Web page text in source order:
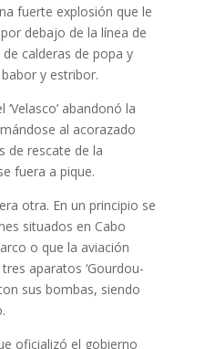
fuerte explosión que le
debajo de la línea de
calderas de popa y
y estribor.
abandonó la
al acorazado
de rescate de la
fuera a pique.
otra. En un principio se
situados en Cabo
o que la aviación
aparatos ‘Gourdou-
sus bombas, siendo
oficializó el gobierno